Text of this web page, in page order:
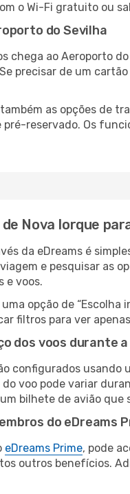
o Wi-Fi gratuito ou
do Sevilha
chega ao Aeroporto
precisar de um
as opções de
reservado. Os
Nova Iorque
da eDreams é
e pesquisar as
e voos.
opção de
filtros para ver
dos voos durante
configurados
voo pode variar
bilhete de avião que
do eDreams
eDreams Prime, pode
outros benefícios.